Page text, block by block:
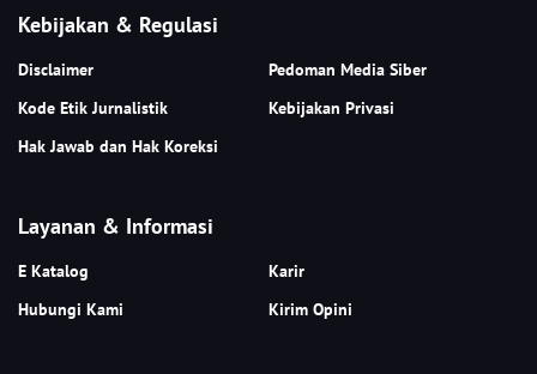
Kebijakan & Regulasi
Disclaimer
Pedoman Media Siber
Kode Etik Jurnalistik
Kebijakan Privasi
Hak Jawab dan Hak Koreksi
Layanan & Informasi
E Katalog
Karir
Hubungi Kami
Kirim Opini